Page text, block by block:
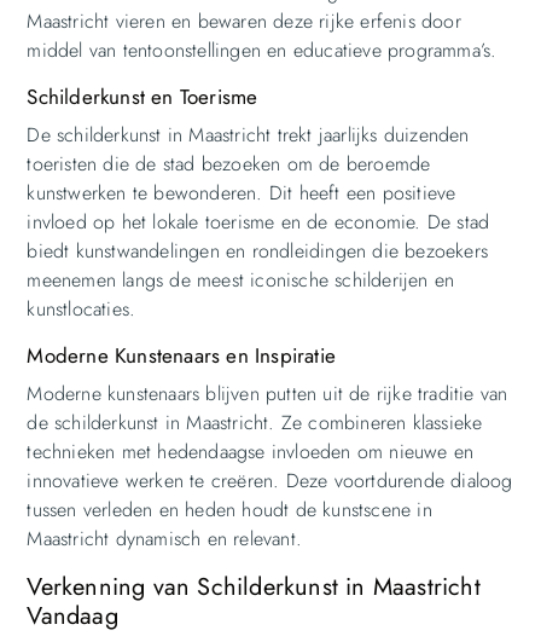
Maastricht vieren en bewaren deze rijke erfenis door
middel van tentoonstellingen en educatieve programma’s.
Schilderkunst en Toerisme
De schilderkunst in Maastricht trekt jaarlijks duizenden
toeristen die de stad bezoeken om de beroemde
kunstwerken te bewonderen. Dit heeft een positieve
invloed op het lokale toerisme en de economie. De stad
biedt kunstwandelingen en rondleidingen die bezoekers
meenemen langs de meest iconische schilderijen en
kunstlocaties.
Moderne Kunstenaars en Inspiratie
Moderne kunstenaars blijven putten uit de rijke traditie van
de schilderkunst in Maastricht. Ze combineren klassieke
technieken met hedendaagse invloeden om nieuwe en
innovatieve werken te creëren. Deze voortdurende dialoog
tussen verleden en heden houdt de kunstscene in
Maastricht dynamisch en relevant.
Verkenning van Schilderkunst in Maastricht
Vandaag